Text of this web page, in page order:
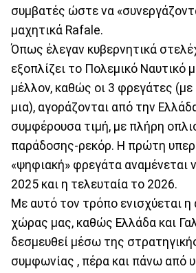
συμβατές ώστε να
μαχητικά Rafale.
Όπως έλεγαν κυβερνητικά
εξοπλίζει το Πολεμικό Ναυτικό
μέλλον, καθώς οι 3 φρεγάτες
μια), αγοράζονται από την
συμφέρουσα τιμή, με πλήρη
παράδοσης-ρεκόρ. Η πρώτη
«ψηφιακή» φρεγάτα αναμένεται
2025 και η τελευταία το 2026.
Με αυτό τον τρόπο ενισχύεται
χώρας μας, καθώς Ελλάδα και
δεσμευθεί μέσω της
συμφωνίας , πέρα και πάνω από